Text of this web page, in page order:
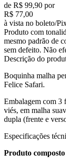
de R$ 99,90 por
R$ 77,00
à vista no boleto/
Produto com
mesmo padrão de
sem defeito. Não
Descrição do
Boquinha malha
Felice Safari.
Embalagem com 3
viés, em malha
dupla (frente e
Especificações
Produto